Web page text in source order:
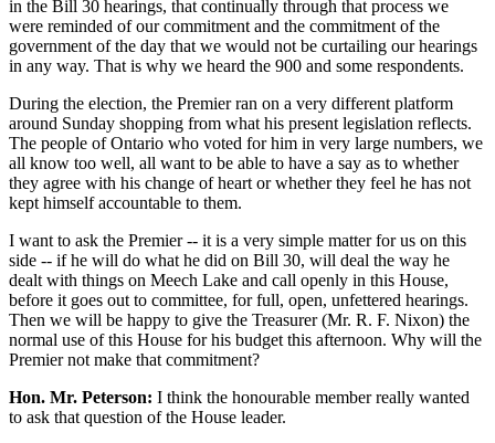
in the Bill 30 hearings, that continually through that process we
were reminded of our commitment and the commitment of the
government of the day that we would not be curtailing our hearings
in any way. That is why we heard the 900 and some respondents.
During the election, the Premier ran on a very different platform
around Sunday shopping from what his present legislation reflects.
The people of Ontario who voted for him in very large numbers, we
all know too well, all want to be able to have a say as to whether
they agree with his change of heart or whether they feel he has not
kept himself accountable to them.
I want to ask the Premier -- it is a very simple matter for us on this
side -- if he will do what he did on Bill 30, will deal the way he
dealt with things on Meech Lake and call openly in this House,
before it goes out to committee, for full, open, unfettered hearings.
Then we will be happy to give the Treasurer (Mr. R. F. Nixon) the
normal use of this House for his budget this afternoon. Why will the
Premier not make that commitment?
Hon. Mr. Peterson: I think the honourable member really wanted
to ask that question of the House leader.